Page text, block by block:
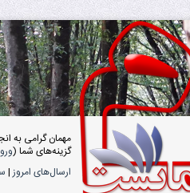
مهمان گرامی به
گزینه‌های شما (
ارسال‌های امروز|